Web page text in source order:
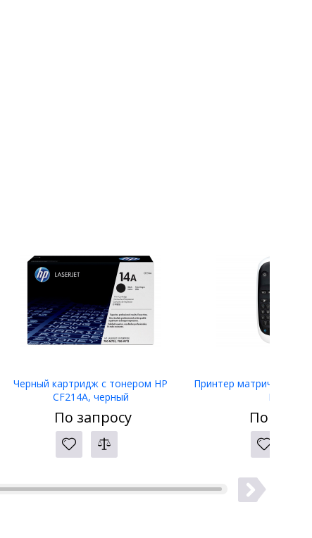
Черный картридж с тонером HP
CF214A, черный
По запросу
Принтер матричный
LW-400
По